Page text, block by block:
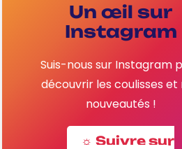
Un œil sur
Instagram
Suis-nous sur Instagram
découvrir les coulisses et
nouveautés !
☼ Suivre sur